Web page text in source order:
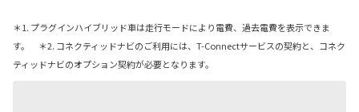
＊1. プラグインハイブリッド車は走行モードにより電費、過去電費を表示できま
す。 ＊2. コネクティッドナビのご利用には、T-Connectサービスの契約と、コネク
ティッドナビのオプション契約が必要となります。